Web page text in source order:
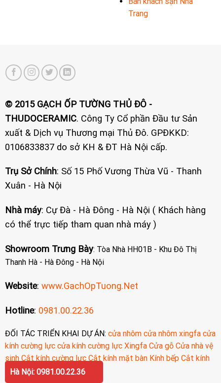
Trang
© 2015 GẠCH ỐP TƯỜNG THỦ ĐÔ -
THUDOCERAMIC. Công Ty Cổ phần Đầu tư Sản
xuất & Dịch vụ Thương mại Thủ Đô. GPĐKKD:
0106833837 do sở KH & ĐT Hà Nội cấp.
Trụ Sở Chính: Số 15 Phố Vương Thừa Vũ - Thanh
Xuân - Hà Nội
Nhà máy: Cự Đà - Hà Đông - Hà Nội ( Khách hàng
có thể trực tiếp tham quan nhà máy )
Showroom Trưng Bày: Tòa Nhà HH01B - Khu Đô Thị
Thanh Hà - Hà Đông - Hà Nội
Website: www.GachOpTuong.Net
Hotline: 0981.00.22.36
ĐỐI TÁC TRIỂN KHAI DỰ ÁN: cửa nhôm cửa nhôm xingfa cửa
kính cường lực cửa kính cường lực Xingfa Cửa gỗ Cửa nhà vệ
sinh Cắt kính cường lực Cắt kính mặt bàn Kính bếp Cắt kính
cường lực
Hà Nội: 0981.00.22.36